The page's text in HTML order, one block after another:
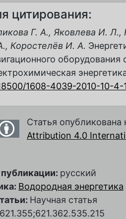
цитирования:
Г. А., Яковлева И.
Коростелёв И. А.
1608-4039-2010-10-4-
Статья
Attribution 4.0
русский
Водородная энергетика
Научная статья
621.355;621.362.535.215